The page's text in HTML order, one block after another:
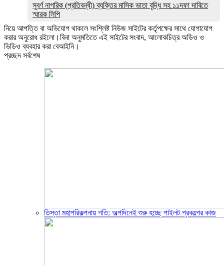
সুবর্ণ নাগরিক (প্রতিবন্ধী) ব্যক্তির মাসিক ভাতা বৃদ্ধি সহ ১১দফা দাবিতে
স্মারক লিপি
নিয়ে আপত্তি বা অভিযোগ থাকলে সংশ্লিষ্ট নিউজ সাইটের কর্তৃপক্ষের সাথে যোগাযোগ
করার অনুরোধ রইলো।বিনা অনুমতিতে এই সাইটের সংবাদ, আলোকচিত্র অডিও ও
ভিডিও ব্যবহার করা বেআইনি।
প্রচ্ছদ সর্বশেষ
তিস্তা মহাপরিকল্পনায় গতি: অল্পদিনেই শুরু হচ্ছে পাইলট প্রকল্পের কাজ